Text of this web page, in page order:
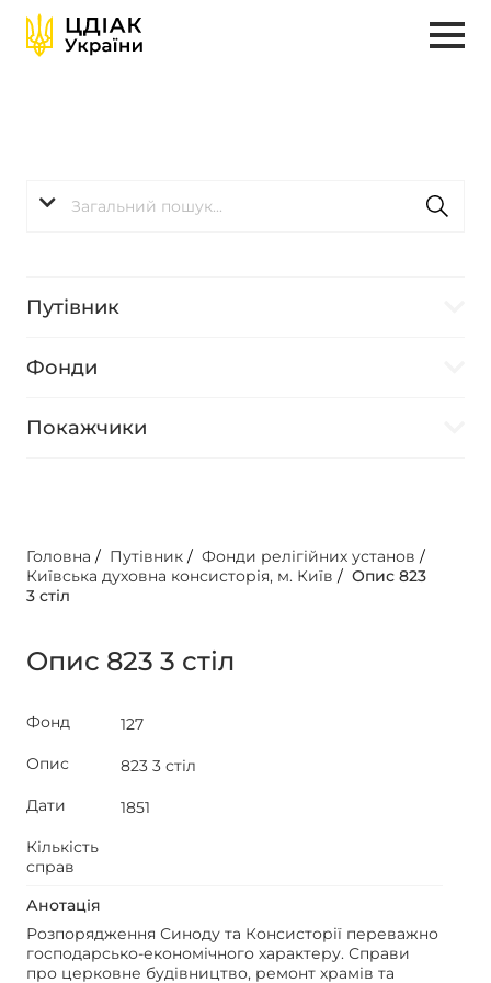
Путівник
Фонди
Покажчики
Головна / Путівник / Фонди релігійних установ /
Київська духовна консисторія, м. Київ / Опис 823
3 стіл
Опис 823 3 стіл
Фонд
127
Опис
823 3 стіл
Дати
1851
Кількість
справ
Анотація
Розпорядження Синоду та Консисторії переважно
господарсько-економічного характеру. Справи
про церковне будівництво, ремонт храмів та